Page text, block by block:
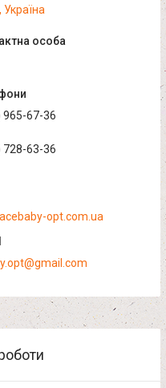
965-67-36
728-63-36
opt.com.ua